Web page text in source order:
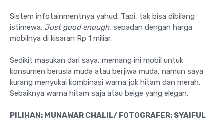
Sistem infotainmentnya yahud. Tapi, tak bisa dibilang
istimewa. Just good enough, sepadan dengan harga
mobilnya di kisaran Rp 1 miliar.
Sedikit masukan dari saya, memang ini mobil untuk
konsumen berusia muda atau berjiwa muda, namun saya
kurang menyukai kombinasi warna jok hitam dan merah.
Sebaiknya warna hitam saja atau beige yang elegan.
PILIHAN: MUNAWAR CHALIL/ FOTOGRAFER: SYAIFUL